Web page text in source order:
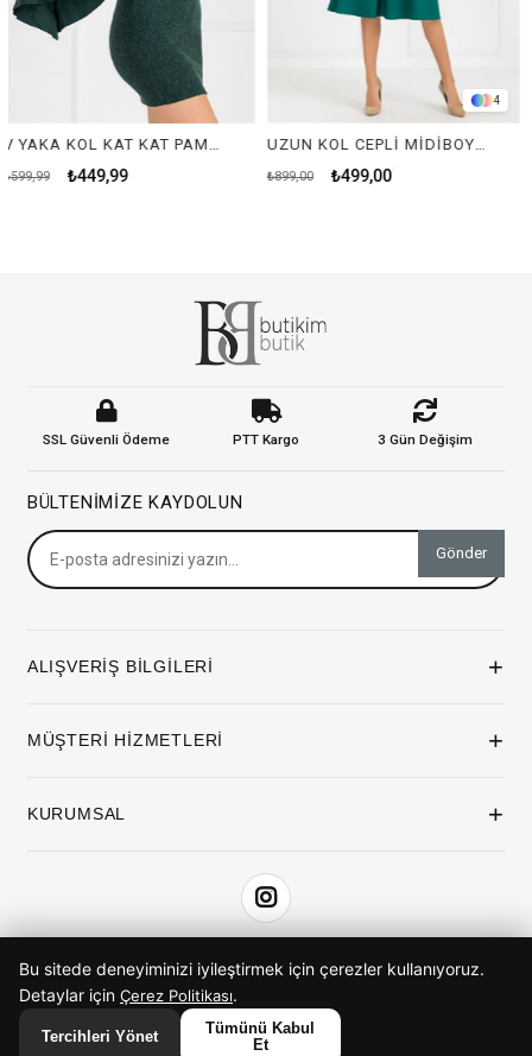
V YAKA KOL KAT KAT PAMUKLU ELBİSE-YEŞİL UZUN KOL CEPLİ MİDİBOY ELBİSE-YEŞİL
₺499,00
SSL Güvenli Ödeme PTT Kargo 3 Gün Değişim
BÜLTENIMIZE KAYDOLUN
Gönder
ALIŞVERİŞ BİLGİLERİ +
MÜŞTERİ HİZMETLERİ +
KURUMSAL +
iyzico ile Öde
Bu sitede deneyiminizi iyileştirmek için çerezler kullanıyoruz.
Detaylar için Çerez Politikası.
Tercihleri Yönet
Tümünü Kabul
Et